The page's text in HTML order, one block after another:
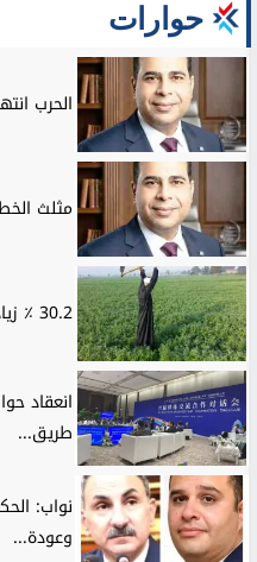
حوارات
الحرب
مثلث
30.2 ٪ زيادة فى صافى قيمة الدخل الزراعى...
انعقاد
طريق...
نواب:
وعودة...